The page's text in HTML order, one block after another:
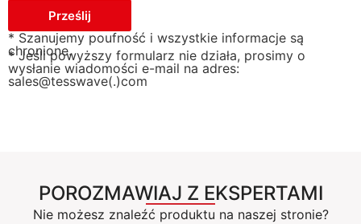
Prześlij
* Szanujemy poufność i wszystkie informacje są
chronione.
* Jeśli powyższy formularz nie działa, prosimy o
wysłanie wiadomości e-mail na adres:
sales@tesswave(.)com
POROZMAWIAJ Z EKSPERTAMI
Nie możesz znaleźć produktu na naszej stronie?